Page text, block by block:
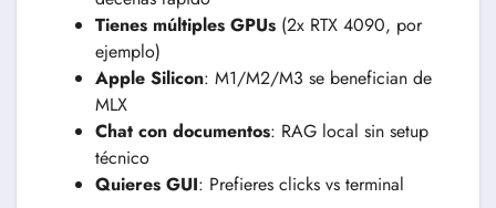
Tienes múltiples GPUs (2x RTX 4090, por
ejemplo)
Apple Silicon: M1/M2/M3 se benefician de
MLX
Chat con documentos: RAG local sin setup
técnico
Quieres GUI: Prefieres clicks vs terminal